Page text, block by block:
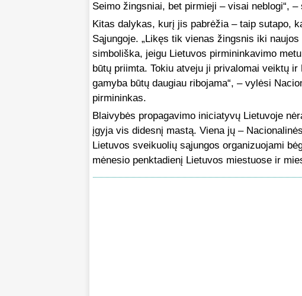
Seimo žingsniai, bet pirmieji – visai neblogi“,
Kitas dalykas, kurį jis pabrėžia – taip sutapo,
Sąjungoje. „Likęs tik vienas žingsnis iki
simboliška, jeigu Lietuvos pirmininkavimo
būtų priimta. Tokiu atveju ji privalomai veiktų
gamyba būtų daugiau ribojama“, – vylėsi
pirmininkas.
Blaivybės propagavimo iniciatyvų Lietuvoje
įgyja vis didesnį mastą. Viena jų –
Lietuvos sveikuolių sąjungos organizuojami
mėnesio penktadienį Lietuvos miestuose ir